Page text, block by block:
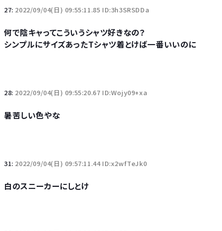
27: 2022/09/04(日) 09:55:11.85 ID:3h3SRSDDa
何で陰キャってこういうシャツ好きなの？
シンプルにサイズあったTシャツ着とけば一番いいのに
28: 2022/09/04(日) 09:55:20.67 ID:Wojy09+xa
暑苦しい色やな
31: 2022/09/04(日) 09:57:11.44 ID:x2wfTeJk0
白のスニーカーにしとけ